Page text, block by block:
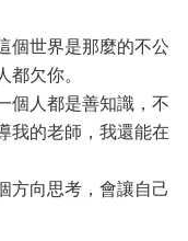
個世界是那麼的不公
都欠你。
個人都是善知識，不
我的老師，我還能在
方向思考，會讓自己